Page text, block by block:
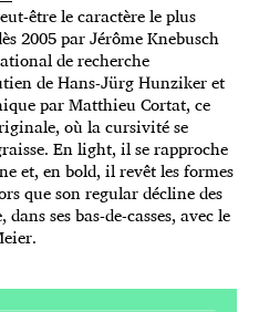
être le caractère le plus
2005 par Jérôme Knebusch
de recherche
de Hans-Jürg Hunziker et
par Matthieu Cortat, ce
où la cursivité se
En light, il se rapproche
et, en bold, il revêt les formes
que son regular décline des
ses bas-de-casses, avec le